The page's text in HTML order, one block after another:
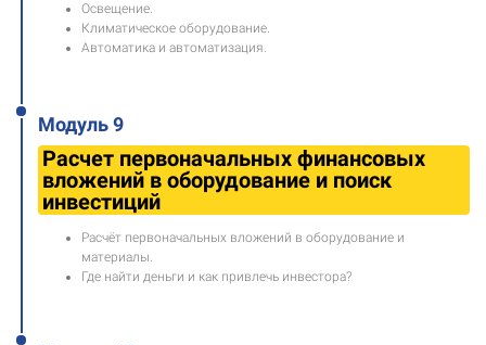
Освещение.
Климатическое оборудование.
Автоматика и автоматизация.
Модуль 9
Расчет первоначальных финансовых
вложений в оборудование и поиск
инвестиций
Расчёт первоначальных вложений в оборудование и
материалы.
Где найти деньги и как привлечь инвестора?